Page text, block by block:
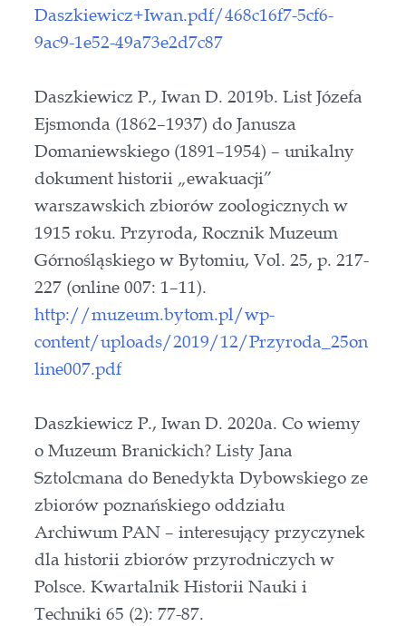
Daszkiewicz+Iwan.pdf/468c16f7-5cf6-
9ac9-1e52-49a73e2d7c87
Daszkiewicz P., Iwan D. 2019b. List Józefa
Ejsmonda (1862–1937) do Janusza
Domaniewskiego (1891–1954) – unikalny
dokument historii „ewakuacji”
warszawskich zbiorów zoologicznych w
1915 roku. Przyroda, Rocznik Muzeum
Górnośląskiego w Bytomiu, Vol. 25, p. 217-
227 (online 007: 1–11).
http://muzeum.bytom.pl/wp-
content/uploads/2019/12/Przyroda_25on
line007.pdf
Daszkiewicz P., Iwan D. 2020a. Co wiemy
o Muzeum Branickich? Listy Jana
Sztolcmana do Benedykta Dybowskiego ze
zbiorów poznańskiego oddziału
Archiwum PAN – interesujący przyczynek
dla historii zbiorów przyrodniczych w
Polsce. Kwartalnik Historii Nauki i
Techniki 65 (2): 77-87.